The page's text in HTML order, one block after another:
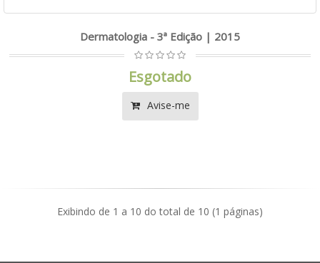
Dermatologia - 3ª Edição | 2015
Esgotado
Avise-me
Exibindo de 1 a 10 do total de 10 (1 páginas)